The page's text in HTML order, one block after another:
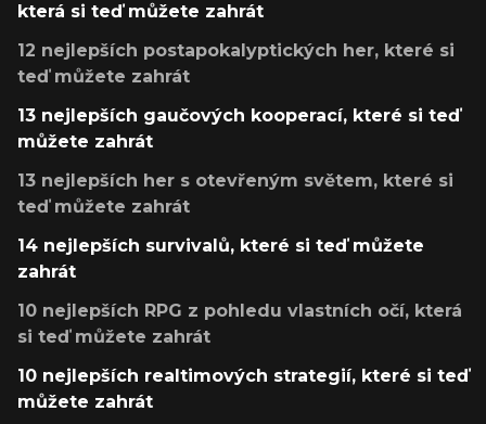
která si teď můžete zahrát
12 nejlepších postapokalyptických her, které si
teď můžete zahrát
13 nejlepších gaučových kooperací, které si teď
můžete zahrát
13 nejlepších her s otevřeným světem, které si
teď můžete zahrát
14 nejlepších survivalů, které si teď můžete
zahrát
10 nejlepších RPG z pohledu vlastních očí, která
si teď můžete zahrát
10 nejlepších realtimových strategií, které si teď
můžete zahrát